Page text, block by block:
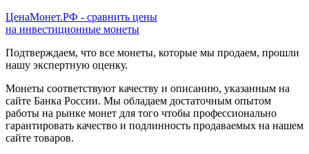
ЦенаМонет.РФ - сравнить цены
на инвестиционные монеты
Подтверждаем, что все монеты, которые мы продаем, прошли
нашу экспертную оценку.
Монеты соответствуют качеству и описанию, указанным на
сайте Банка России. Мы обладаем достаточным опытом
работы на рынке монет для того чтобы профессионально
гарантировать качество и подлинность продаваемых на нашем
сайте товаров.